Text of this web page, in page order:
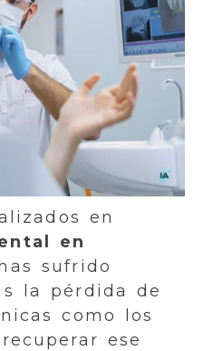
en
en
sufrido
la pérdida de
como los
ese